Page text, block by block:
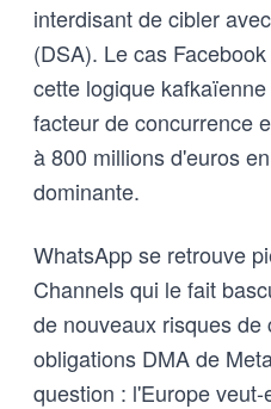
interdisant de cibler
(DSA). Le cas
cette logique
facteur de concurrence
à 800 millions d'euros
dominante.
WhatsApp se retrouve
Channels qui le fait
de nouveaux risques
obligations DMA de
question : l'Europe